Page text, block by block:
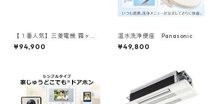
【１番人気】三菱電機 霧ヶ
峰 6～18畳用
¥94,900
温水洗浄便座 Panasonic
¥49,800